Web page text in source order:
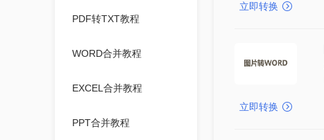
PDF转TXT教程
WORD合并教程
EXCEL合并教程
PPT合并教程
立即转换
立即转换